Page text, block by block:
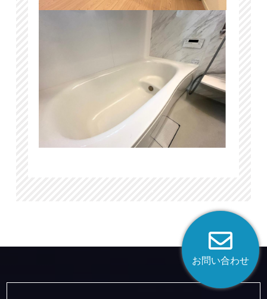
お問い合わせ